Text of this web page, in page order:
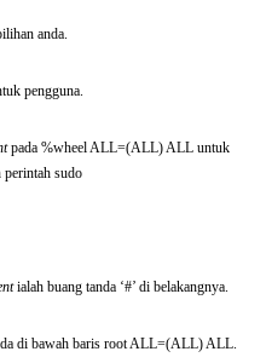
anda.
pengguna.
pada %wheel ALL=(ALL) ALL untuk
perintah sudo
ialah buang tanda ‘#’ di belakangnya.
di bawah baris root ALL=(ALL) ALL.